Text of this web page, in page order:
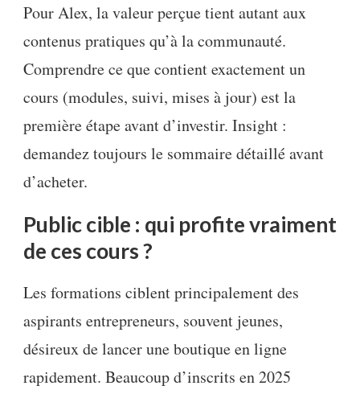
Pour Alex, la valeur perçue tient autant aux
contenus pratiques qu’à la communauté.
Comprendre ce que contient exactement un
cours (modules, suivi, mises à jour) est la
première étape avant d’investir. Insight :
demandez toujours le sommaire détaillé avant
d’acheter.
Public cible : qui profite vraiment
de ces cours ?
Les formations ciblent principalement des
aspirants entrepreneurs, souvent jeunes,
désireux de lancer une boutique en ligne
rapidement. Beaucoup d’inscrits en 2025